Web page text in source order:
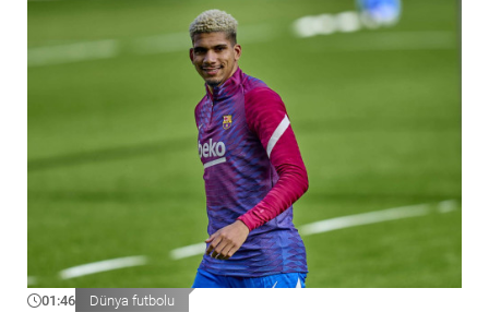
01:46 Dünya futbolu